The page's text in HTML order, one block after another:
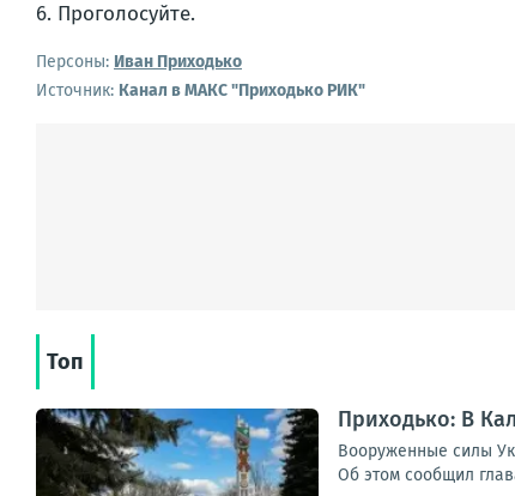
6. Проголосуйте.
Персоны: Иван Приходько
Источник: Канал в МАКС "Приходько РИК"
Топ
Приходько: В
Вооруженные силы
Об этом сообщил